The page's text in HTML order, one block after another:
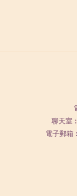
聊天室
電子郵